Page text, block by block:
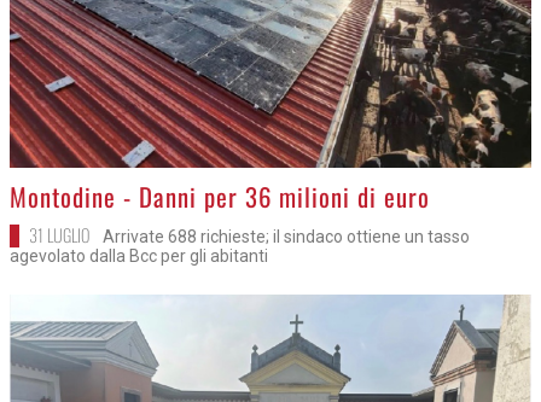
>Montodine - Danni per 36 milioni di euro
31 LUGLIO
Arrivate 688 richieste; il sindaco ottiene un tasso
agevolato dalla Bcc per gli abitanti